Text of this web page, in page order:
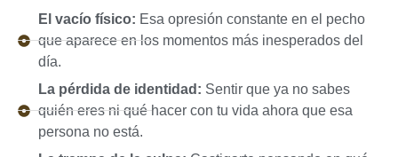
El vacío físico: Esa opresión constante en el pecho
que aparece en los momentos más inesperados del
día.
La pérdida de identidad: Sentir que ya no sabes
quién eres ni qué hacer con tu vida ahora que esa
persona no está.